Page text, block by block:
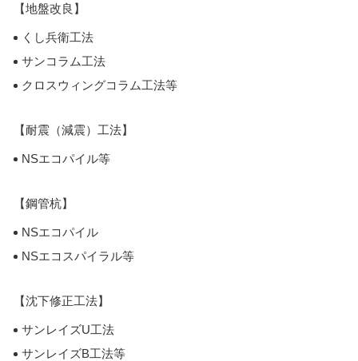
【地盤改良】
くし兵衛工法
サンコラム工法
クロスウィングコラム工法等
【耐震（減震）工法】
NSエコパイル等
【鋼管杭】
NSエコパイル
NSエコスパイラル等
【沈下修正工法】
サンレイズU工法
サンレイズB工法等